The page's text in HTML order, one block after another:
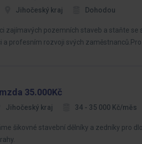
Jihočeský kraj Dohodou
zajímavých pozemních staveb a staňte
a profesním rozvoji svých zaměstnanců.Pro…
35.000Kč
Jihočeský kraj 34 - 35 000 Kč/měs
šikovné stavební dělníky a zedníky pro